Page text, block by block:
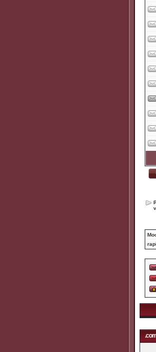
Aici poate fi reclama ta! ... email: rapidfans@gmail.com |